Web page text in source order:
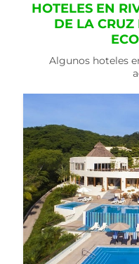
HOTELES EN
DE LA
Algunos hoteles